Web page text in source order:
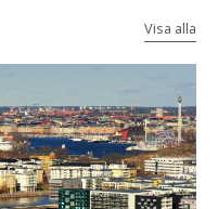
Visa alla